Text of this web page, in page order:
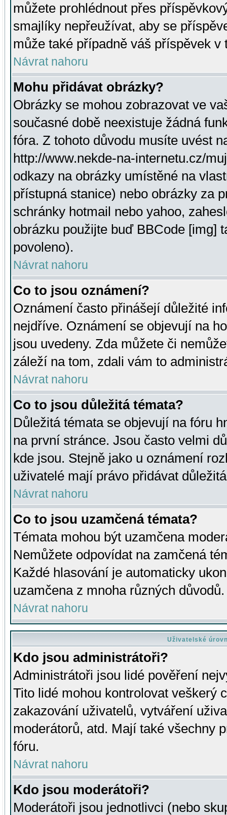
můžete prohlédnout přes
smajlíky nepřeužívat, aby se
může také případně váš příspěvek v
Návrat nahoru
Mohu přidávat obrázky?
Obrázky se mohou zobrazovat ve
současné době neexistuje žádná
fóra. Z tohoto důvodu musíte uvést
http://www.nekde-na-internetu.cz/
odkazy na obrázky umístěné na
přístupná stanice) nebo obrázky za
schránky hotmail nebo yahoo,
obrázku použijte buď BBCode [img]
povoleno).
Návrat nahoru
Co to jsou oznámení?
Oznámení často přinášejí důležité
nejdříve. Oznámení se objevují na
jsou uvedeny. Zda můžete či
záleží na tom, zdali vám to
Návrat nahoru
Co to jsou důležitá témata?
Důležitá témata se objevují na fóru
na první stránce. Jsou často velmi
kde jsou. Stejně jako u oznámení
uživatelé mají právo přidávat
Návrat nahoru
Co to jsou uzamčená témata?
Témata mohou být uzamčena
Nemůžete odpovídat na zamčená
Každé hlasování je automaticky
uzamčena z mnoha různých důvodů.
Návrat nahoru
Uživatelské
Kdo jsou administrátoři?
Administrátoři jsou lidé pověření
Tito lidé mohou kontrolovat veškerý
zakazování uživatelů, vytváření
moderátorů, atd. Mají také všechny
fóru.
Návrat nahoru
Kdo jsou moderátoři?
Moderátoři jsou jednotlivci (nebo